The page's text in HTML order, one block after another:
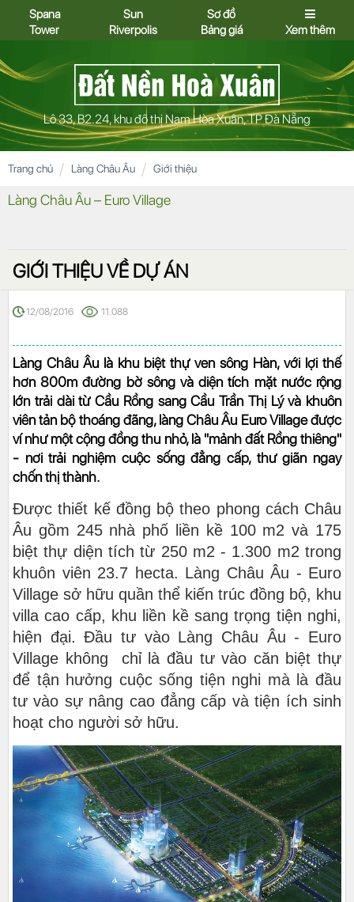
Spana
Tower
Sun
Riverpolis
Sơ đồ
Bảng giá
Xem thêm
Lô 33, B2.24, khu đô thị Nam Hòa Xuân, TP Đà Nẵng
Trang chủ Làng Châu Âu Giới thiệu
Làng Châu Âu – Euro Village
GIỚI THIỆU VỀ DỰ ÁN
12/08/2016 11.088
Làng Châu Âu là khu biệt thự ven sông Hàn, với lợi thế
hơn 800m đường bờ sông và diện tích mặt nước rộng
lớn trải dài từ Cầu Rồng sang Cầu Trần Thị Lý và khuôn
viên tản bộ thoáng đãng, làng Châu Âu Euro Village được
ví như một cộng đồng thu nhỏ, là "mảnh đất Rồng thiêng"
- nơi trải nghiệm cuộc sống đẳng cấp, thư giãn ngay
chốn thị thành.
Được thiết kế đồng bộ theo phong cách Châu
Âu gồm 245 nhà phố liền kề 100 m2 và 175
biệt thự diện tích từ 250 m2 - 1.300 m2 trong
khuôn viên 23.7 hecta. Làng Châu Âu - Euro
Village sở hữu quần thể kiến trúc đồng bộ, khu
villa cao cấp, khu liền kề sang trọng tiện nghi,
hiện đại. Đầu tư vào Làng Châu Âu - Euro
Village không chỉ là đầu tư vào căn biệt thự
để tận hưởng cuộc sống tiện nghi mà là đầu
tư vào sự nâng cao đẳng cấp và tiện ích sinh
hoạt cho người sở hữu.